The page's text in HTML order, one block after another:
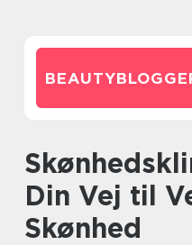
Skønhedsklinik Hillerød:
Din Vej til
Skønhed